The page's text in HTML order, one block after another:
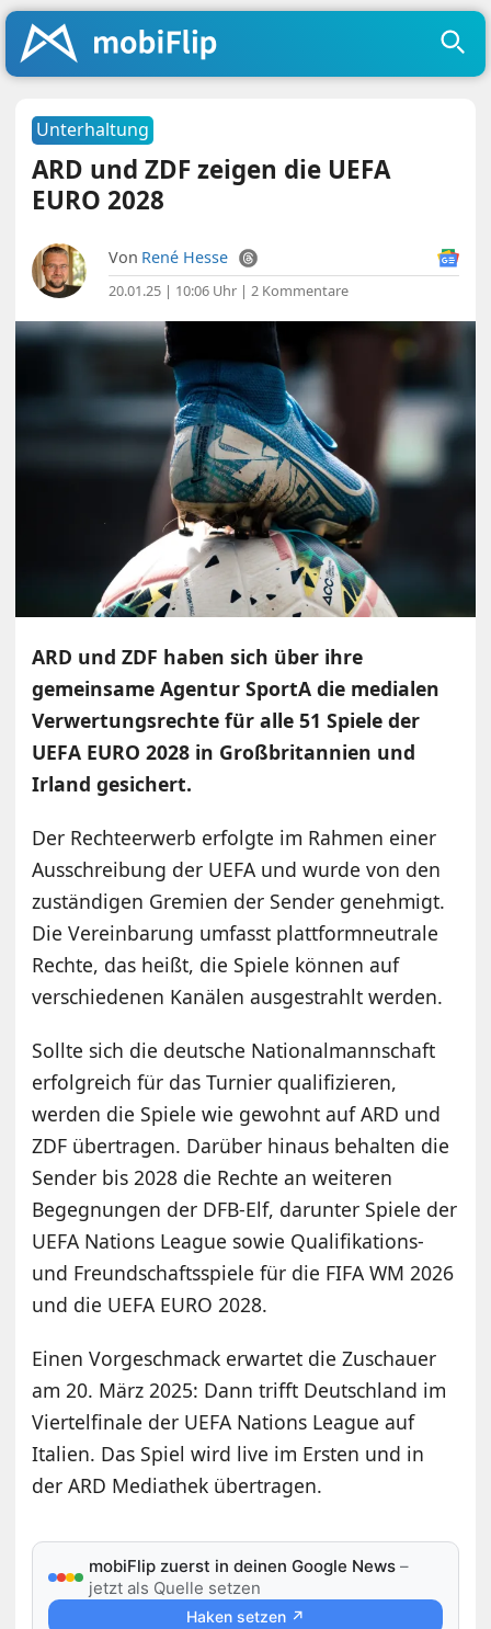
Unterhaltung
ARD und ZDF zeigen die UEFA
EURO 2028
Von René Hesse
20.01.25 | 10:06 Uhr |2 Kommentare
ARD und ZDF haben sich über ihre
gemeinsame Agentur SportA die medialen
Verwertungsrechte für alle 51 Spiele der
UEFA EURO 2028 in Großbritannien und
Irland gesichert.
Der Rechteerwerb erfolgte im Rahmen einer
Ausschreibung der UEFA und wurde von den
zuständigen Gremien der Sender genehmigt.
Die Vereinbarung umfasst plattformneutrale
Rechte, das heißt, die Spiele können auf
verschiedenen Kanälen ausgestrahlt werden.
Sollte sich die deutsche Nationalmannschaft
erfolgreich für das Turnier qualifizieren,
werden die Spiele wie gewohnt auf ARD und
ZDF übertragen. Darüber hinaus behalten die
Sender bis 2028 die Rechte an weiteren
Begegnungen der DFB-Elf, darunter Spiele der
UEFA Nations League sowie Qualifikations-
und Freundschaftsspiele für die FIFA WM 2026
und die UEFA EURO 2028.
Einen Vorgeschmack erwartet die Zuschauer
am 20. März 2025: Dann trifft Deutschland im
Viertelfinale der UEFA Nations League auf
Italien. Das Spiel wird live im Ersten und in
der ARD Mediathek übertragen.
mobiFlip zuerst in deinen Google News –
jetzt als Quelle setzen
Haken setzen ↗